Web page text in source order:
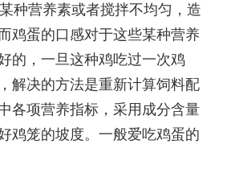
种营养素或者搅拌不均匀，造
鸡蛋的口感对于这些某种营养
的，一旦这种鸡吃过一次鸡
解决的方法是重新计算饲料配
各项营养指标，采用成分含量
鸡笼的坡度。一般爱吃鸡蛋的